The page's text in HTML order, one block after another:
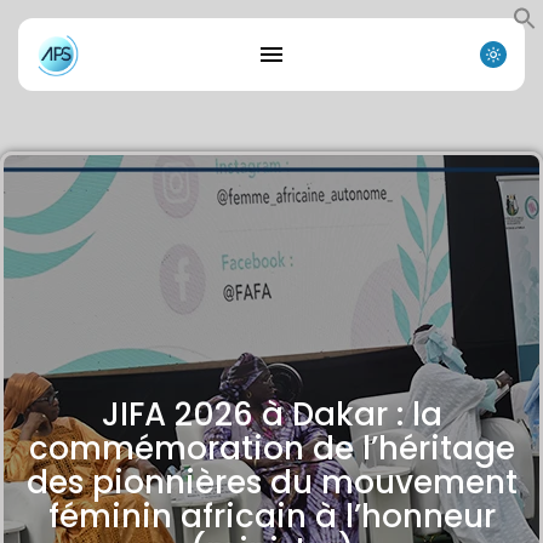
JIFA 2026 à Dakar : la
commémoration de l’héritage
des pionnières du mouvement
féminin africain à l’honneur